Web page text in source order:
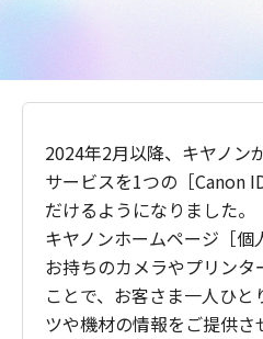
2024年2月以降、キヤノン
サービスを1つの［Canon
だけるようになりました。
キヤノンホームページ［個
お持ちのカメラやプリン
ことで、お客さま一人ひ
ツや機材の情報をご提供さ